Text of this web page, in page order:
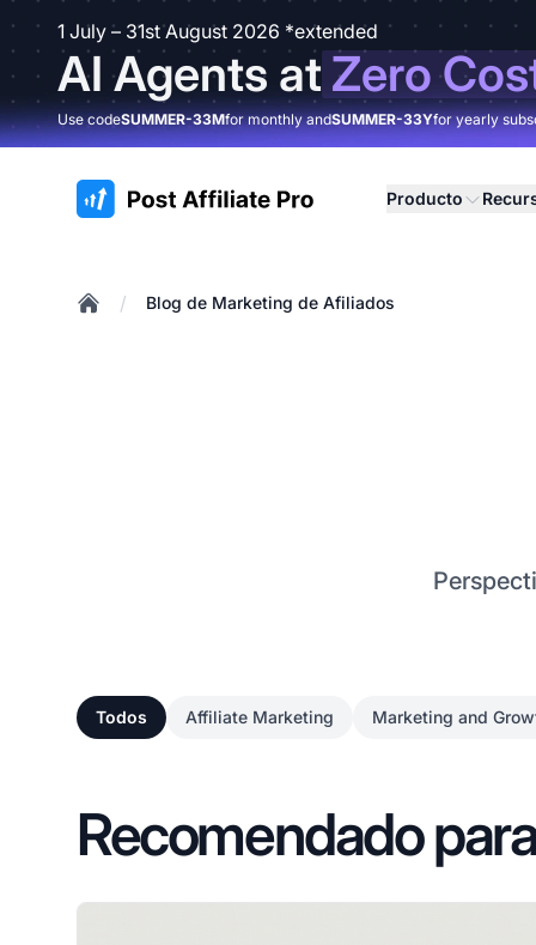
1 July – 31st August 2026 *extended
AI Agents atZero
Use codeSUMMER-33Mfor monthly andSUMMER-33Yfor yearly
:site.title Producto
/ Blog de Marketing de Afiliados
Todos Affiliate Marketing Marketing and
Recomendado